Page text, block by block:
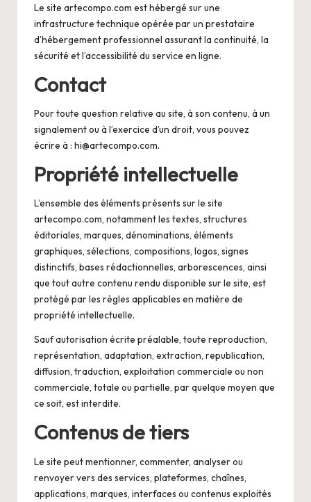
Le site artecompo.com est hébergé sur une
infrastructure technique opérée par un prestataire
d’hébergement professionnel assurant la continuité, la
sécurité et l’accessibilité du service en ligne.
Contact
Pour toute question relative au site, à son contenu, à un
signalement ou à l’exercice d’un droit, vous pouvez
écrire à : hi@artecompo.com.
Propriété intellectuelle
L’ensemble des éléments présents sur le site
artecompo.com, notamment les textes, structures
éditoriales, marques, dénominations, éléments
graphiques, sélections, compositions, logos, signes
distinctifs, bases rédactionnelles, arborescences, ainsi
que tout autre contenu rendu disponible sur le site, est
protégé par les règles applicables en matière de
propriété intellectuelle.
Sauf autorisation écrite préalable, toute reproduction,
représentation, adaptation, extraction, republication,
diffusion, traduction, exploitation commerciale ou non
commerciale, totale ou partielle, par quelque moyen que
ce soit, est interdite.
Contenus de tiers
Le site peut mentionner, commenter, analyser ou
renvoyer vers des services, plateformes, chaînes,
applications, marques, interfaces ou contenus exploités